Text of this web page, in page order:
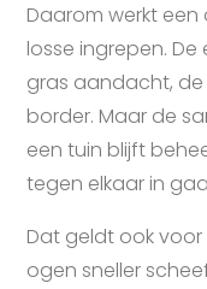
Daarom werkt
losse ingrepen.
gras aandacht,
border. Maar de
een tuin blijft
tegen elkaar in
Dat geldt ook
ogen sneller